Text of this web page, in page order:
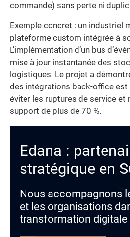
commande) sans perte ni
Exemple concret : un industriel
plateforme custom intégrée à
L’implémentation d’un bus
mise à jour instantanée des
logistiques. Le projet a
des intégrations back-office
éviter les ruptures de service et
support de plus de 70 %.
Edana :
stratégique en
Nous accompagnons
et les organisations
transformation digitale